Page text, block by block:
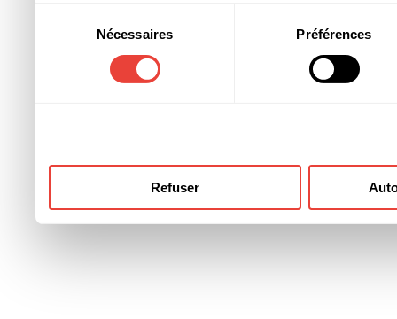
d'autres informations
ont collectées lors de
consentement
Nécessaires Préférences
Refuser